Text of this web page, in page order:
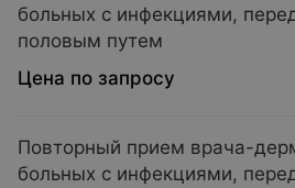
больных с инфекциями,
половым путем
Цена по запросу
Повторный прием врача-
больных с инфекциями,